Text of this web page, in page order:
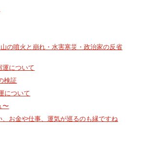
の噴火と崩れ・水害寒災・政治家の反省
運について
検証
について
〜
、お金や仕事、運気が巡るのも縁ですね